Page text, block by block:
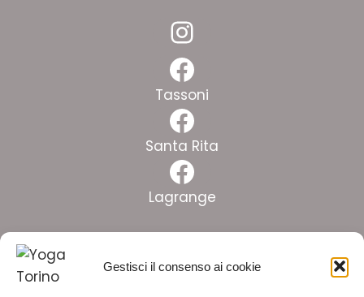
Gestisci il consenso ai cookie
Instagram
Facebook
Tassoni
Facebook
Santa Rita
Facebook
Lagrange
Facebook
Crocetta